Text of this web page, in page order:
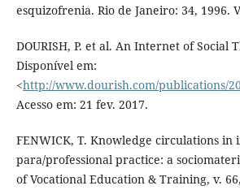
esquizofrenia. Rio de Janeiro: 34, 1996.
DOURISH, P. et al. An Internet of Social
Disponível em:
<http://www.dourish.com/publications/
Acesso em: 21 fev. 2017.
FENWICK, T. Knowledge circulations in
para/professional practice: a
of Vocational Education & Training, v.